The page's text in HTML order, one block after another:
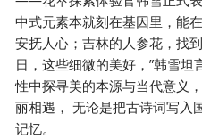
中式元素本就刻在基因里，能
安抚人心；吉林的人参花，找
日，这些细微的美好，”韩雪
性中探寻美的本源与当代意义
丽相遇， 无论是把古诗词写入
记忆。